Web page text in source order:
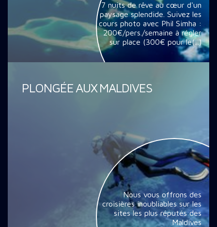
7 nuits de rêve au cœur d'un
paysage splendide. Suivez les
cours photo avec Phil Simha :
200€/pers./semaine à régler
sur place (300€ pour le(...)
PLONGÉE AUX MALDIVES
Nous vous offrons des
croisières inoubliables sur les
sites les plus réputés des
Maldives